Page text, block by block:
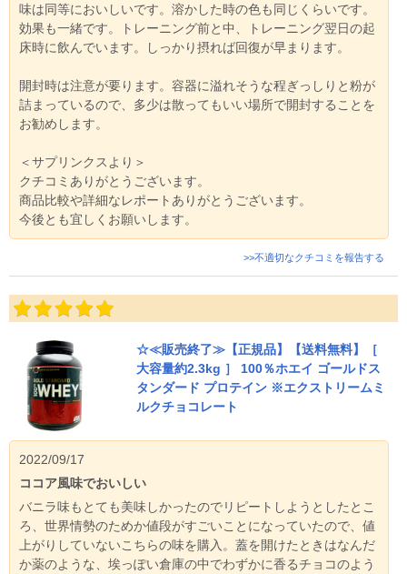
味は同等においしいです。溶かした時の色も同じくらいです。
効果も一緒です。トレーニング前と中、トレーニング翌日の起
床時に飲んでいます。しっかり摂れば回復が早まります。
開封時は注意が要ります。容器に溢れそうな程ぎっしりと粉が
詰まっているので、多少は散ってもいい場所で開封することを
お勧めします。
＜サプリンクスより＞
クチコミありがとうございます。
商品比較や詳細なレポートありがとうございます。
今後とも宜しくお願いします。
>>不適切なクチコミを報告する
☆≪販売終了≫【正規品】【送料無料】［
大容量約2.3kg ］ 100％ホエイ ゴールドス
タンダード プロテイン ※エクストリームミ
ルクチョコレート
2022/09/17
ココア風味でおいしい
バニラ味もとても美味しかったのでリピートしようとしたとこ
ろ、世界情勢のためか値段がすごいことになっていたので、値
上がりしていないこちらの味を購入。蓋を開けたときはなんだ
か薬のような、埃っぽい倉庫の中でわずかに香るチョコのよう